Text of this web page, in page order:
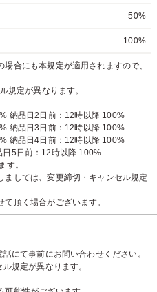
50%
100%
合にも本規定が適用されますので、
規定が異なります。
納品日2日前：12時以降 100%
納品日3日前：12時以降 100%
納品日4日前：12時以降 100%
5日前：12時以降 100%
す。
しては、変更締切・キャンセル規定
頂く場合がございます。
にて事前にお問い合わせください。
規定が異なります。